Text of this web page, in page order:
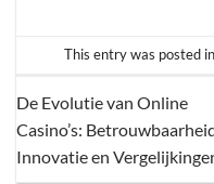
This entry was posted in
De Evolutie van Online
Casino’s:
Innovatie en